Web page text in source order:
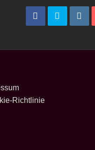
Richtlinie